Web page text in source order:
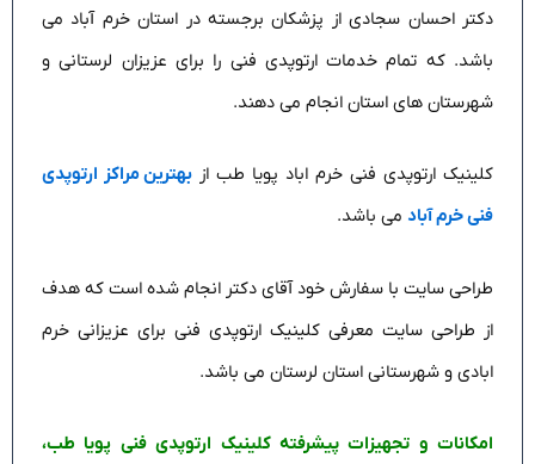
دکتر احسان سجادی از پزشکان برجسته در استان خرم آباد می
باشد. که تمام خدمات ارتوپدی فنی را برای عزیزان لرستانی و
شهرستان های استان انجام می دهند.
کلینیک ارتوپدی فنی خرم اباد پویا طب از بهترین مراکز ارتوپدی
فنی خرم آباد می باشد.
طراحی سایت با سفارش خود آقای دکتر انجام شده است که هدف
از طراحی سایت معرفی کلینیک ارتوپدی فنی برای عزیزانی خرم
ابادی و شهرستانی استان لرستان می باشد.
امکانات و تجهیزات پیشرفته کلینیک ارتوپدی فنی پویا طب،